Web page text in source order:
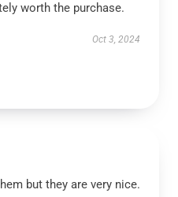
worth the purchase.
Oct 3, 2024
but they are very nice.